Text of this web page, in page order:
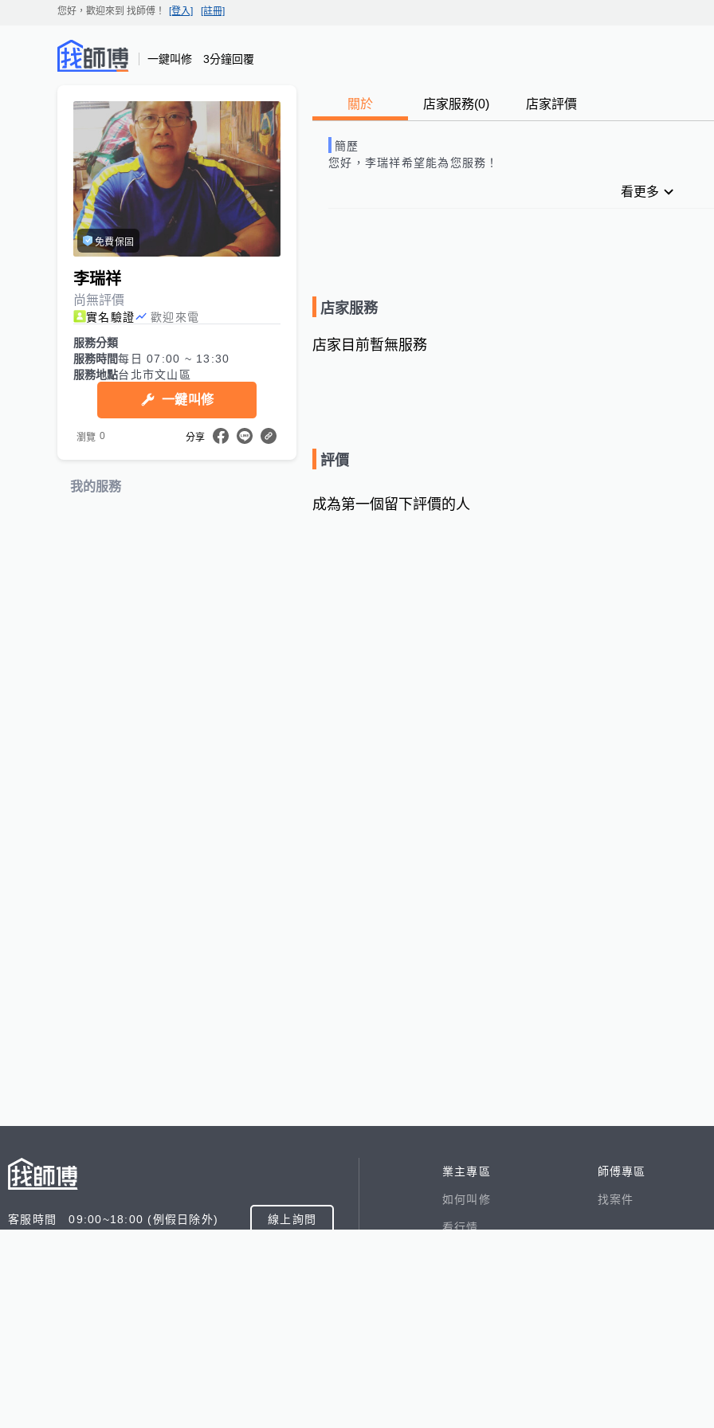
您好，歡迎來到 找師傅 ！ [登入] [註冊]
一鍵叫修 3分鐘回覆
免費保固
李瑞祥
尚無評價
實名驗證
歡迎來電
服務分類
服務時間每日 07:00 ~ 13:30
服務地點台北市文山區
一鍵叫修
瀏覽 0 分享
我的服務
關於 店家服務(0) 店家評價
簡歷
您好， 李瑞祥希望能為您服務！
看更多
店家服務
店家目前暫無服務
評價
成為第一個留下評價的人
客服時間 09:00~18:00 (例假日除外) 線上詢問
業主專區
如何叫修
看行情
師傅專區
找案件